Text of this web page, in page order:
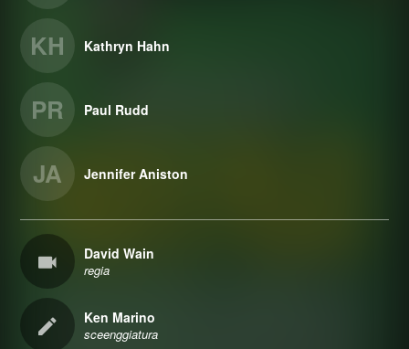
KH Kathryn Hahn
PR Paul Rudd
JA Jennifer Aniston
David Wain
regia
Ken Marino
sceenggiatura